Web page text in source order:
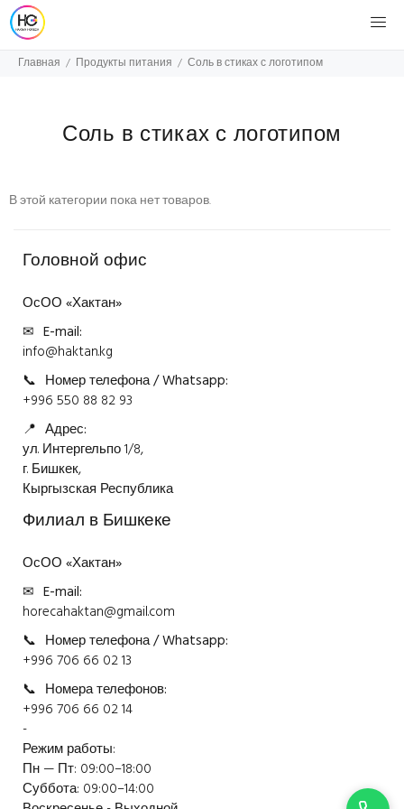
Главная Продукты питания Соль в стиках с логотипом
Соль в стиках с логотипом
В этой категории пока нет товаров.
Головной офис
ОсОО «Хактан»
✉ E-mail:
info@haktan.kg
📞 Номер телефона / Whatsapp:
+996 550 88 82 93
📍 Адрес:
ул. Интергельпо 1/8,
г. Бишкек,
Кыргызская Республика
Филиал в Бишкеке
ОсОО «Хактан»
✉ E-mail:
horecahaktan@gmail.com
📞 Номер телефона / Whatsapp:
+996 706 66 02 13
📞 Номера телефонов:
+996 706 66 02 14
-
Режим работы:
Пн — Пт: 09:00–18:00
Суббота: 09:00–14:00